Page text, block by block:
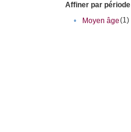
Affiner par période
•
Moyen âge(1)